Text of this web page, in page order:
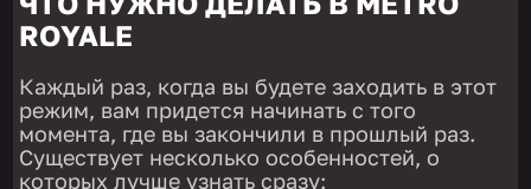
ROYALE
Каждый раз, когда вы будете заходить в этот
режим, вам придется начинать с того
момента, где вы закончили в прошлый раз.
Существует несколько особенностей, о
которых лучше узнать сразу: